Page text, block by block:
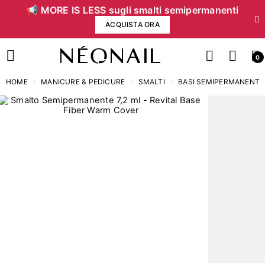
📢 MORE IS LESS sugli smalti semipermanenti
ACQUISTA ORA
0
HOME MANICURE & PEDICURE SMALTI BASI SEMIPERMANENTI